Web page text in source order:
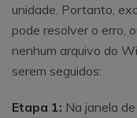
unidade. Portanto,
pode resolver o erro,
nenhum arquivo do
serem seguidos:
Etapa 1: Na janela